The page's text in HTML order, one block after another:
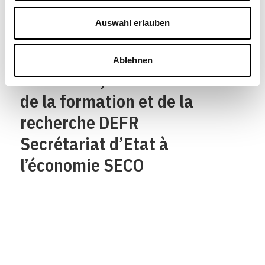
Auswahl erlauben
Ablehnen
Confederazione Svizzera
Confederaziun svizra
Département fédéral de
l’économie,
de la formation et de la
recherche DEFR
Secrétariat d’Etat à
l’économie SECO